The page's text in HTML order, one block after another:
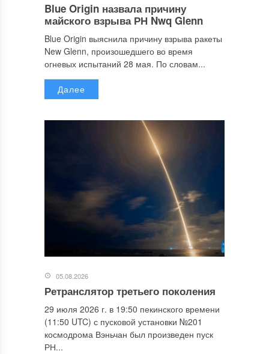
Blue Origin назвала причину
майского взрыва РН Nwq Glenn
Blue Origin выяснила причину взрыва ракеты
New Glenn, произошедшего во время
огневых испытаний 28 мая. По словам...
Далее
05.08.2026
Ретранслятор третьего поколения
29 июля 2026 г. в 19:50 пекинского времени
(11:50 UTC) с пусковой установки №201
космодрома Вэньчан был произведен пуск
РН...